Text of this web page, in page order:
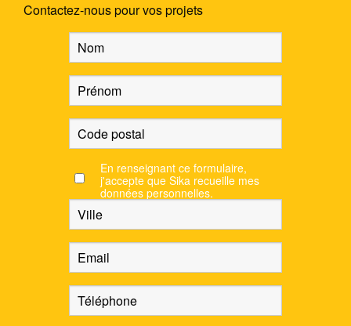
Contactez-nous pour vos projets
En renseignant ce formulaire,
j'accepte que Sika recueille mes
données personnelles.